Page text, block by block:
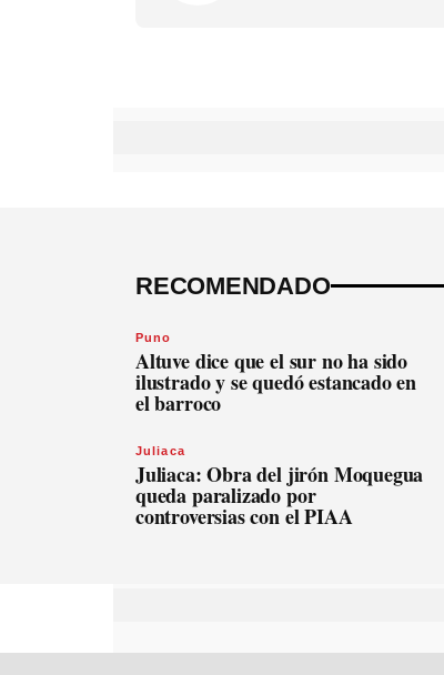
RECOMENDADO
Puno
Altuve dice que el sur no ha sido
ilustrado y se quedó estancado en
el barroco
Juliaca
Juliaca: Obra del jirón Moquegua
queda paralizado por
controversias con el PIAA